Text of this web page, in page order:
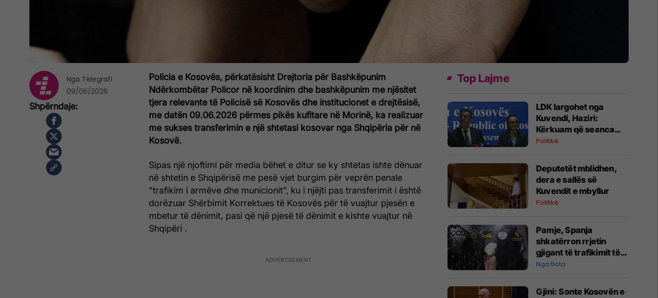
Policia e Kosovës, përkatësisht Drejtoria për Bashkëpunim
Ndërkombëtar Policor në koordinim dhe bashkëpunim me njësitet
tjera relevante të Policisë së Kosovës dhe institucionet e drejtësisë,
me datën 09.06.2026 përmes pikës kufitare në Morinë, ka realizuar
me sukses transferimin e një shtetasi kosovar nga Shqipëria për në
Kosovë.
Sipas një njoftimi për media bëhet e ditur se ky shtetas ishte dënuar
në shtetin e Shqipërisë me pesë vjet burgim për veprën penale
“trafikim i armëve dhe municionit”, ku i njëjti pas transferimit i është
dorëzuar Shërbimit Korrektues të Kosovës për të vuajtur pjesën e
mbetur të dënimit, pasi që një pjesë të dënimit e kishte vuajtur në
Shqipëri .
Nga Telegrafi
09/06/2026
Top Lajme
LDK largohet nga
Kuvendi, Haziri:
Kërkuam që seanca
konstituive të mbahet
Politikë
Deputetët mblidhen,
dera e sallës së
Kuvendit e mbyllur
Politikë
Pamje, Spanja
shkatërron rrjetin
gjigant të trafikimit të
emigrantëve dhe
Nga Bota
Gjini: Sonte Kosovën e